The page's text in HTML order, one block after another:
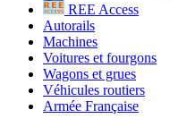
REE Access
Autorails
Machines
Voitures et fourgons
Wagons et grues
Véhicules routiers
Armée Française